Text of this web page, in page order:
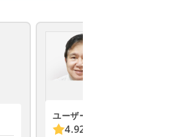
ユーザーの評価
4.92